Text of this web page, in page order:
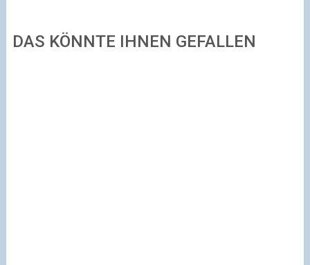
DAS KÖNNTE IHNEN GEFALLEN